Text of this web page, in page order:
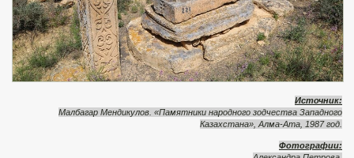
Источник:
Малбагар Мендикулов. «Памятники народного зодчества Западного
Казахстана», Алма-Ата, 1987 год.
Фотографии: